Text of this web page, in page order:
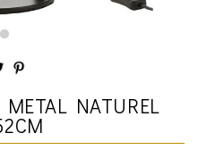
NATUREL